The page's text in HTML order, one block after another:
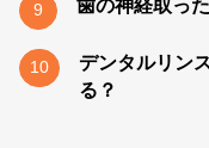
9
10
デンタルリン
る？